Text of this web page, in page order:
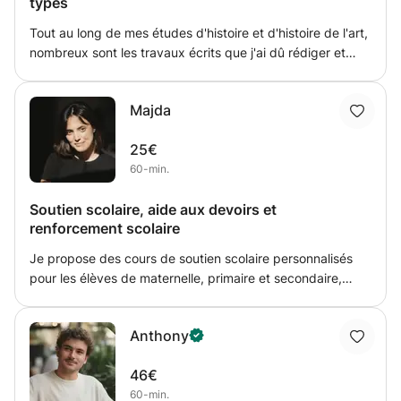
comptines pour améliorer la phonétique même si cela
paraît enfantin. J'utilise également les jeux pour
apprendre, par exemple, à décrire physiquement ou à
Tout au long de mes études d'histoire et d'histoire de l'art,
nombreux sont les travaux écrits que j'ai dû rédiger et
avec plaisir que je vous viens en aide pour corriger
l'orthographe et la langue de vos travaux. Je peux
également vous épauler pour tout ce qui a trait au
méthodologique, si cela se révèle nécessaire.
Majda
25€
60-min.
Soutien scolaire, aide aux devoirs et
renforcement scolaire
Je propose des cours de soutien scolaire personnalisés
pour les élèves de maternelle, primaire et secondaire,
neuroatypiques). Mon objectif est d’aider chaque élève à
progresser à son rythme, en renforçant sa
compréhension, sa méthodologie et sa confiance en lui.
J’adapte ma pédagogie en fonction des besoins
Anthony
46€
60-min.